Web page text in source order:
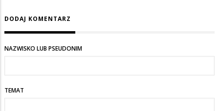
DODAJ KOMENTARZ
NAZWISKO LUB PSEUDONIM
TEMAT